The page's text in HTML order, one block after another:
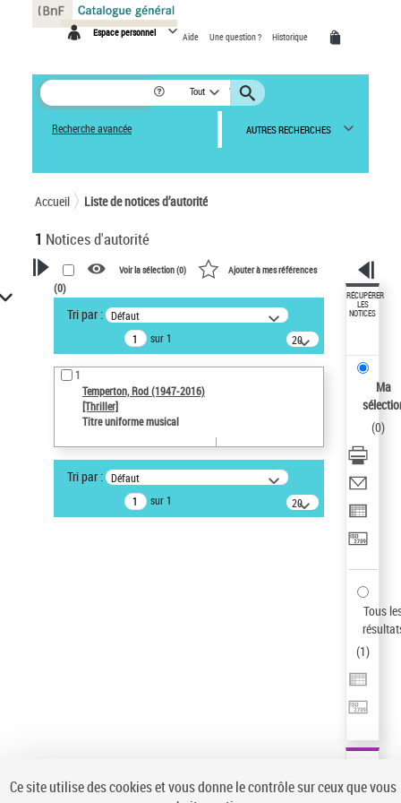
Espace personnel Aide Une question ? Historique
Tout
Recherche avancée AUTRES RECHERCHES
Accueil Liste de notices d’autorité
1 Notices d'autorité
VOTRE RECHERCHE
Recherche avancée dans les
notices d’autorité
Œuvres liées à l'auteur :
Temperton, Rod (1947-2016)
Sauvegarder votre recherche
AFFINER
Type de notice d'autorité
Voir la sélection (0) Ajouter à mes références
(0)
Tri par : Défaut
sur 1
20
résultats/page
1
Temperton, Rod (1947-2016)
[Thriller]
Titre uniforme musical
Tri par : Défaut
sur 1
20
résultats/page
RÉCUPÉRER
LES
NOTICES
Ma
(0)
Tous
(1)
Panneau de gestion des cookies
Ce site utilise des cookies et vous donne le contrôle sur ceux que vous